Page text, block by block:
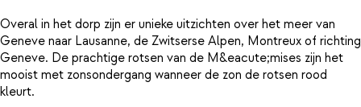
Overal in het dorp zijn er unieke uitzichten over het meer van
Geneve naar Lausanne, de Zwitserse Alpen, Montreux of richting
Geneve. De prachtige rotsen van de M&eacute;mises zijn het
mooist met zonsondergang wanneer de zon de rotsen rood
kleurt.